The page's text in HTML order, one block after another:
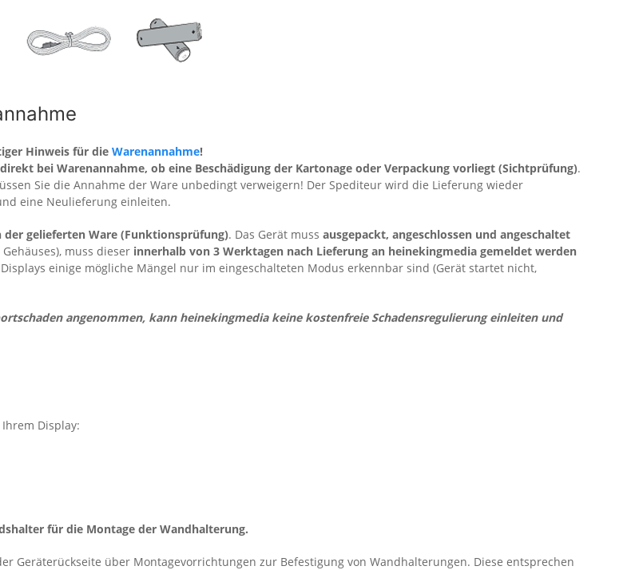
Hinweis für die Warenannahme!
bei Warenannahme, ob eine Beschädigung der Kartonage oder Verpackung vorliegt (Sichtprüfung).
Sie die Annahme der Ware unbedingt verweigern! Der Spediteur wird die Lieferung wieder
eine Neulieferung einleiten.
gelieferten Ware (Funktionsprüfung). Das Gerät muss ausgepackt, angeschlossen und angeschaltet
muss dieser innerhalb von 3 Werktagen nach Lieferung an heinekingmedia gemeldet werden
einige mögliche Mängel nur im eingeschalteten Modus erkennbar sind (Gerät startet nicht,
angenommen, kann heinekingmedia keine kostenfreie Schadensregulierung einleiten und
Display:
für die Montage der Wandhalterung.
Geräterückseite über Montagevorrichtungen zur Befestigung von Wandhalterungen. Diese entsprechen